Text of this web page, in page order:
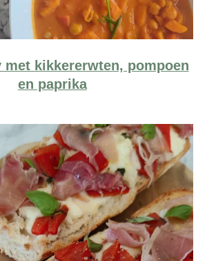
met kikkererwten, pompoen
en paprika